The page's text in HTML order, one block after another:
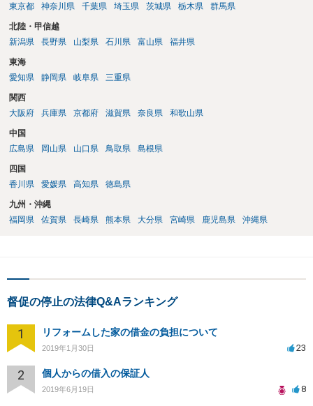
東京都
神奈川県 千葉県 埼玉県 茨城県 栃木県 群馬県
北陸・甲信越
新潟県
長野県 山梨県 石川県 富山県 福井県
東海
愛知県
静岡県 岐阜県 三重県
関西
大阪府
兵庫県 京都府 滋賀県 奈良県 和歌山県
中国
広島県
岡山県 山口県 鳥取県 島根県
四国
香川県
愛媛県 高知県 徳島県
九州・沖縄
福岡県
佐賀県 長崎県 熊本県 大分県 宮崎県 鹿児島県 沖縄県
督促の停止の法律Q&Aランキング
1 リフォームした家の借金の負担について
2019年1月30日 23
2 個人からの借入の保証人
2019年6月19日 8